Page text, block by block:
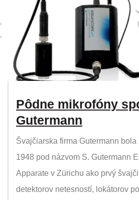
Pôdne mikrofóny
Gutermann
Švajčiarska firma Gutermann bola
1948 pod názvom S. Gutermann
Apparate v Zürichu ako prvý
detektorov netesností, lokátorov